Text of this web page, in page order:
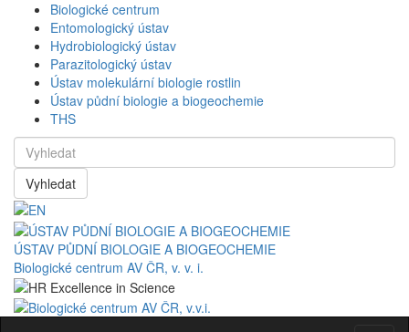
Biologické centrum
Entomologický ústav
Hydrobiologický ústav
Parazitologický ústav
Ústav molekulární biologie rostlin
Ústav půdní biologie a biogeochemie
THS
Vyhledat
ÚSTAV PŮDNÍ BIOLOGIE A BIOGEOCHEMIE
Biologické centrum AV ČR, v. v. i.